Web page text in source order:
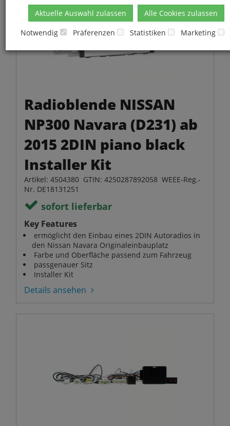
Radioblende NISSAN
NP300 Navara (D231) ab
2015 2DIN piano black
Installer Kit
Artikel: 4504380 GTIN: 4250287892058 WEEE-Reg.-
Nr. DE18131251
sofort lieferbar
Key Features
ermöglicht den Einbau eines 2DIN Autoradios in
den Nissan Navara Originaleinbauplatz
Farbe und Oberfläche passend zum Fahrzeug
passgenauer Sitz
Installer Kit
Details ansehen
Aktuelle Auswahl zulassen
Alle Cookies zulassen
Notwendig
Präferenzen Statistiken Marketing